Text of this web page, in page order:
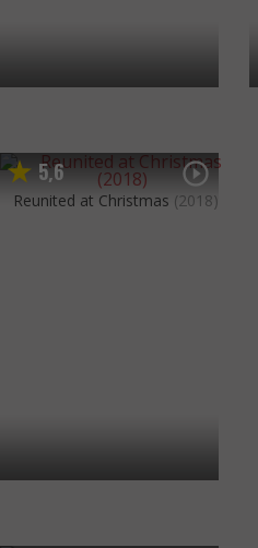
5,6
Reunited at Christmas (2018)